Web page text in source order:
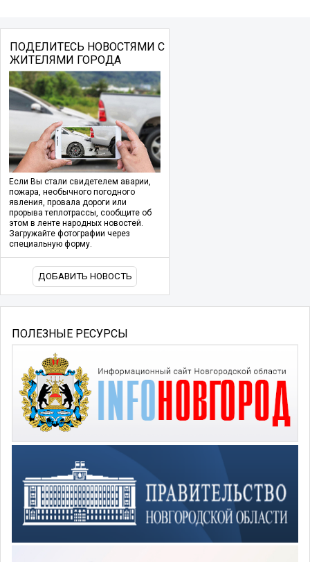
ПОДЕЛИТЕСЬ НОВОСТЯМИ С
ЖИТЕЛЯМИ ГОРОДА
Если Вы стали свидетелем аварии,
пожара, необычного погодного
явления, провала дороги или
прорыва теплотрассы, сообщите об
этом в ленте народных новостей.
Загружайте фотографии через
специальную форму.
ДОБАВИТЬ НОВОСТЬ
ПОЛЕЗНЫЕ РЕСУРСЫ